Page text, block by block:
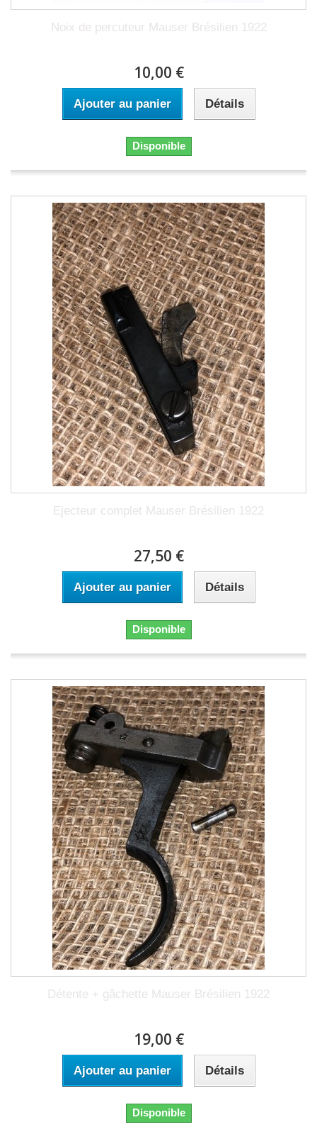
Noix de percuteur Mauser Brésilien 1922
10,00 €
Ajouter au panier Détails
Disponible
Ejecteur complet Mauser Brésilien 1922
27,50 €
Ajouter au panier Détails
Disponible
Détente + gâchette Mauser Brésilien 1922
19,00 €
Ajouter au panier Détails
Disponible